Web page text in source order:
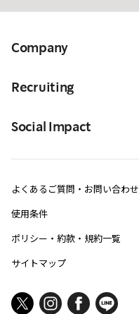
Company
Recruiting
Social Impact
よくあるご質問・お問い合わせ
使用条件
ポリシー・約款・規約一覧
サイトマップ